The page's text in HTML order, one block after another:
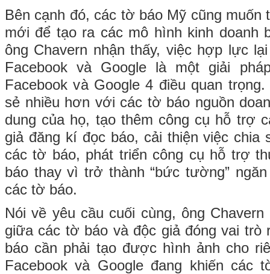
Bên cạnh đó, các tờ báo Mỹ cũng muốn
mới để tạo ra các mô hình kinh doanh
ông Chavern nhận thấy, việc hợp lực
Facebook và Google là một giải
Facebook và Google 4 điều quan
sẻ nhiều hơn với các tờ báo nguồn
dung của họ, tạo thêm công cụ hỗ trợ
giả đăng kí đọc báo, cải thiện việc chia
các tờ báo, phát triển công cụ hỗ trợ
báo thay vì trở thành “bức tường”
các tờ báo.
Nói về yêu cầu cuối cùng, ông
giữa các tờ báo và độc giả đóng vai trò
báo cần phải tạo được hình ảnh cho
Facebook và Google đang khiến các